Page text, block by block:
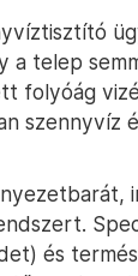
a telep
folyóág
szennyvíz
és